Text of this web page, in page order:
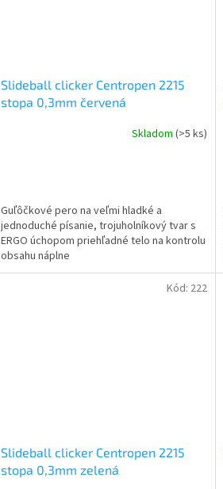
Slideball clicker Centropen 2215
stopa 0,3mm červená
Skladom (>5 ks)
Guľôčkové pero na veľmi hladké a
jednoduché písanie, trojuholníkový tvar s
ERGO úchopom priehľadné telo na kontrolu
obsahu náplne
Slideball clicker Centropen 2215
stopa 0,3mm zelená
Kód: 222